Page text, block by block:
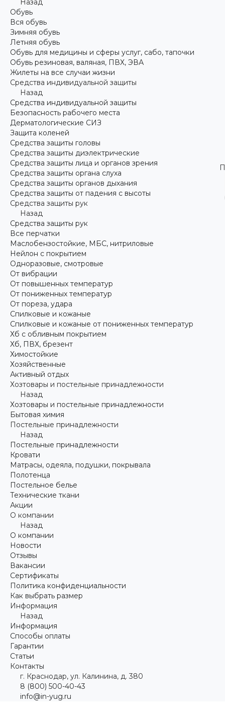
Обувь
Вся обувь
Зимняя обувь
Летняя обувь
Обувь для медицины и сферы услуг, сабо, тапочки
Обувь резиновая, валяная, ПВХ, ЭВА
Жилеты на все случаи жизни
Средства индивидуальной защиты
Назад
Средства индивидуальной защиты
Безопасность рабочего места
Дерматологические СИЗ
Защита коленей
Средства защиты головы
Средства защиты диэлектрические
Средства защиты лица и органов зрения
Средства защиты органа слуха
Средства защиты органов дыхания
Средства защиты от падения с высоты
Средства защиты рук
Назад
Средства защиты рук
Все перчатки
Маслобензостойкие, МБС, нитриловые
Нейлон с покрытием
Одноразовые, смотровые
От вибрации
От повышенных температур
От пониженных температур
От пореза, удара
Спилковые и кожаные
Спилковые и кожаные от пониженных температур
Хб с обливным покрытием
Хб, ПВХ, брезент
Химостойкие
Хозяйственные
Активный отдых
Хозтовары и постельные принадлежности
Назад
Хозтовары и постельные принадлежности
Бытовая химия
Постельные принадлежности
Назад
Постельные принадлежности
Кровати
Матрасы, одеяла, подушки, покрывала
Полотенца
Постельное белье
Технические ткани
Акции
О компании
Назад
О компании
Новости
Отзывы
Вакансии
Сертификаты
Политика конфиденциальности
Как выбрать размер
Информация
Назад
Информация
Способы оплаты
Гарантии
Статьи
Контакты
г. Краснодар, ул. Калинина, д. 380
8 (800) 500-40-43
info@in-yug.ru